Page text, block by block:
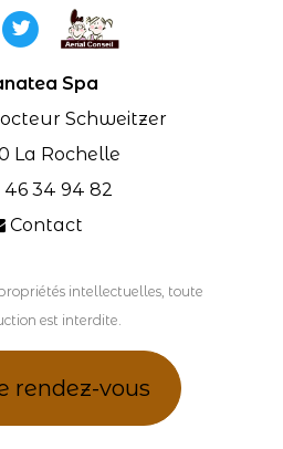
Spa
Schweitzer
La Rochelle
46 34 94 82
Contact
intellectuelles, toute
est interdite.
rendez-vous